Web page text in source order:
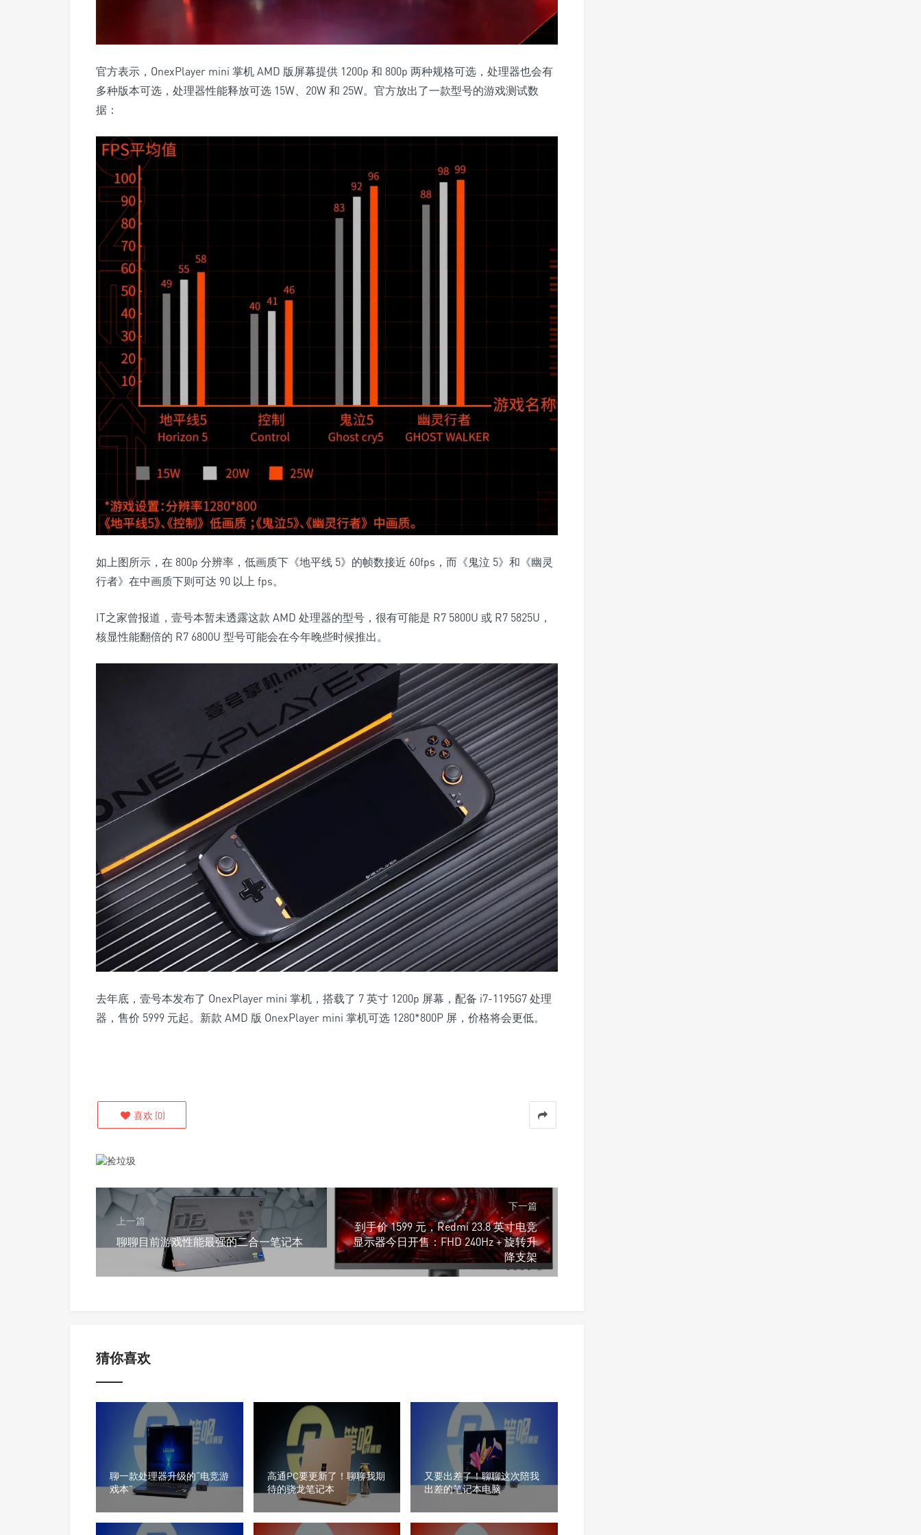
官方表示，OnexPlayer mini 掌机 AMD 版屏幕提供 1200p 和 800p 两种规格可选，处理器也会有
多种版本可选，处理器性能释放可选 15W、20W 和 25W。官方放出了一款型号的游戏测试数
据：
如上图所示，在 800p 分辨率，低画质下《地平线 5》的帧数接近 60fps，而《鬼泣 5》和《幽灵
行者》在中画质下则可达 90 以上 fps。
IT之家曾报道，壹号本暂未透露这款 AMD 处理器的型号，很有可能是 R7 5800U 或 R7 5825U，
核显性能翻倍的 R7 6800U 型号可能会在今年晚些时候推出。
去年底，壹号本发布了 OnexPlayer mini 掌机，搭载了 7 英寸 1200p 屏幕，配备 i7-1195G7 处理
器，售价 5999 元起。新款 AMD 版 OnexPlayer mini 掌机可选 1280*800P 屏，价格将会更低。
喜欢 (0)
上一篇
聊聊目前游戏性能最强的二合一笔记本
下一篇
到手价 1599 元，Redmi 23.8 英寸电竞
显示器今日开售：FHD 240Hz + 旋转升
降支架
猜你喜欢
聊一款处理器升级的“电竞游
戏本”
高通PC要更新了！聊聊我期
待的骁龙笔记本
又要出差了！聊聊这次陪我
出差的笔记本电脑